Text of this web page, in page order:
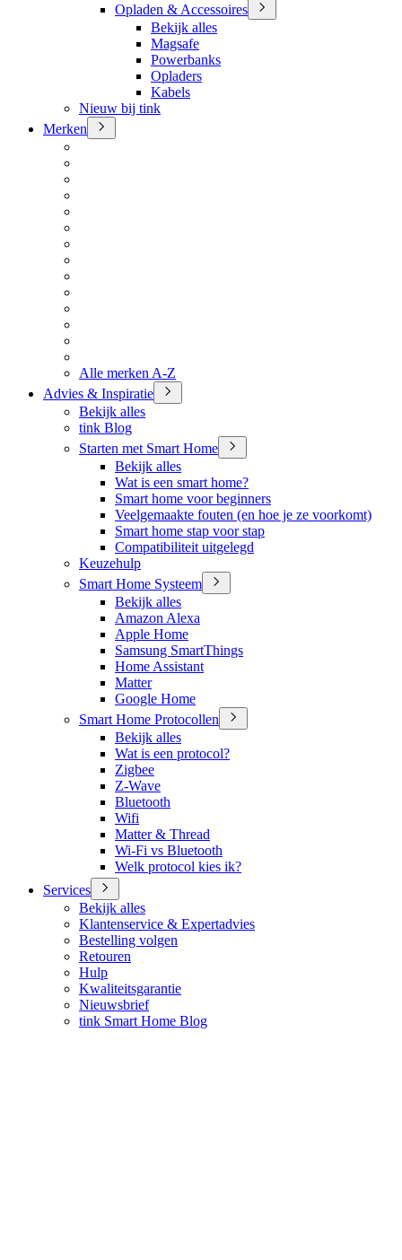
Opladen & Accessoires
Bekijk alles
Magsafe
Powerbanks
Opladers
Kabels
Nieuw bij tink
Merken
Alle merken A-Z
Advies & Inspiratie
Bekijk alles
tink Blog
Starten met Smart Home
Bekijk alles
Wat is een smart home?
Smart home voor beginners
Veelgemaakte fouten (en hoe je ze voorkomt)
Smart home stap voor stap
Compatibiliteit uitgelegd
Keuzehulp
Smart Home Systeem
Bekijk alles
Amazon Alexa
Apple Home
Samsung SmartThings
Home Assistant
Matter
Google Home
Smart Home Protocollen
Bekijk alles
Wat is een protocol?
Zigbee
Z-Wave
Bluetooth
Wifi
Matter & Thread
Wi-Fi vs Bluetooth
Welk protocol kies ik?
Services
Bekijk alles
Klantenservice & Expertadvies
Bestelling volgen
Retouren
Hulp
Kwaliteitsgarantie
Nieuwsbrief
tink Smart Home Blog